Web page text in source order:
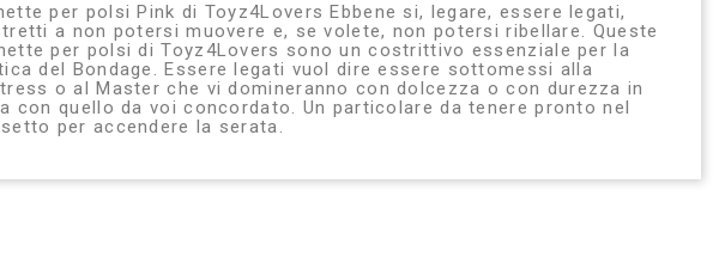
per polsi Pink di Toyz4Lovers Ebbene si, legare, essere legati,
a non potersi muovere e, se volete, non potersi ribellare. Queste
per polsi di Toyz4Lovers sono un costrittivo essenziale per la
del Bondage. Essere legati vuol dire essere sottomessi alla
o al Master che vi domineranno con dolcezza o con durezza in
con quello da voi concordato. Un particolare da tenere pronto nel
per accendere la serata.